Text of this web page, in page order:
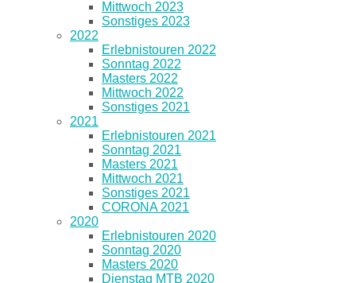
Mittwoch 2023
Sonstiges 2023
2022
Erlebnistouren 2022
Sonntag 2022
Masters 2022
Mittwoch 2022
Sonstiges 2021
2021
Erlebnistouren 2021
Sonntag 2021
Masters 2021
Mittwoch 2021
Sonstiges 2021
CORONA 2021
2020
Erlebnistouren 2020
Sonntag 2020
Masters 2020
Dienstag MTB 2020